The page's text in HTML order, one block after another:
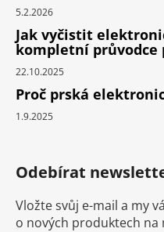
5.2.2026
Jak vyčistit
kompletní průvodce
22.10.2025
Proč prská
1.9.2025
Odebírat
Vložte svůj e-mail a my
o nových produktech na